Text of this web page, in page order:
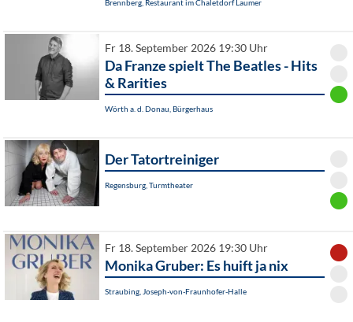
Brennberg, Restaurant im Chaletdorf Laumer
Fr 18. September 2026 19:30 Uhr
Da Franze spielt The Beatles - Hits
& Rarities
Wörth a. d. Donau, Bürgerhaus
Der Tatortreiniger
Regensburg, Turmtheater
Fr 18. September 2026 19:30 Uhr
Monika Gruber: Es huift ja nix
Straubing, Joseph-von-Fraunhofer-Halle